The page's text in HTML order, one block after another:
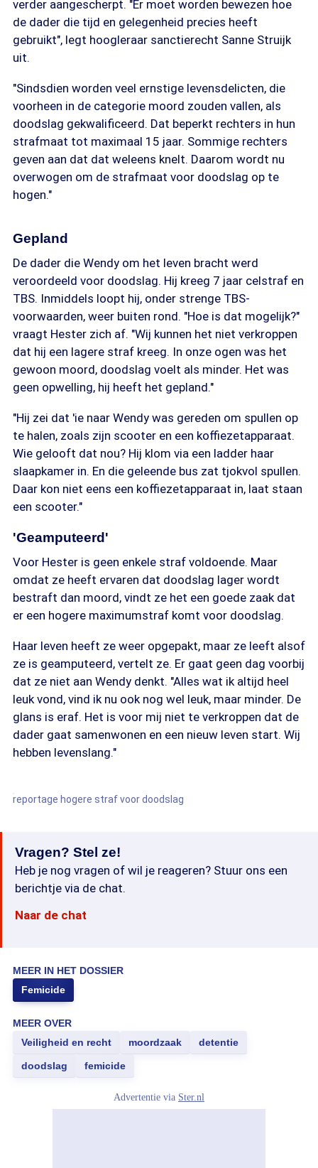
verder aangescherpt. "Er moet worden bewezen hoe
de dader die tijd en gelegenheid precies heeft
gebruikt", legt hoogleraar sanctierecht Sanne Struijk
uit.
"Sindsdien worden veel ernstige levensdelicten, die
voorheen in de categorie moord zouden vallen, als
doodslag gekwalificeerd. Dat beperkt rechters in hun
strafmaat tot maximaal 15 jaar. Sommige rechters
geven aan dat dat weleens knelt. Daarom wordt nu
overwogen om de strafmaat voor doodslag op te
hogen."
Gepland
De dader die Wendy om het leven bracht werd
veroordeeld voor doodslag. Hij kreeg 7 jaar celstraf en
TBS. Inmiddels loopt hij, onder strenge TBS-
voorwaarden, weer buiten rond. "Hoe is dat mogelijk?"
vraagt Hester zich af. "Wij kunnen het niet verkroppen
dat hij een lagere straf kreeg. In onze ogen was het
gewoon moord, doodslag voelt als minder. Het was
geen opwelling, hij heeft het gepland."
"Hij zei dat 'ie naar Wendy was gereden om spullen op
te halen, zoals zijn scooter en een koffiezetapparaat.
Wie gelooft dat nou? Hij klom via een ladder haar
slaapkamer in. En die geleende bus zat tjokvol spullen.
Daar kon niet eens een koffiezetapparaat in, laat staan
een scooter."
'Geamputeerd'
Voor Hester is geen enkele straf voldoende. Maar
omdat ze heeft ervaren dat doodslag lager wordt
bestraft dan moord, vindt ze het een goede zaak dat
er een hogere maximumstraf komt voor doodslag.
Haar leven heeft ze weer opgepakt, maar ze leeft alsof
ze is geamputeerd, vertelt ze. Er gaat geen dag voorbij
dat ze niet aan Wendy denkt. "Alles wat ik altijd heel
leuk vond, vind ik nu ook nog wel leuk, maar minder. De
glans is eraf. Het is voor mij niet te verkroppen dat de
dader gaat samenwonen en een nieuw leven start. Wij
hebben levenslang."
reportage hogere straf voor doodslag
Vragen? Stel ze!
Heb je nog vragen of wil je reageren? Stuur ons een
berichtje via de chat.
Naar de chat
MEER IN HET DOSSIER
Femicide
MEER OVER
Veiligheid en recht
moordzaak detentie
doodslag femicide
Advertentie via Ster.nl